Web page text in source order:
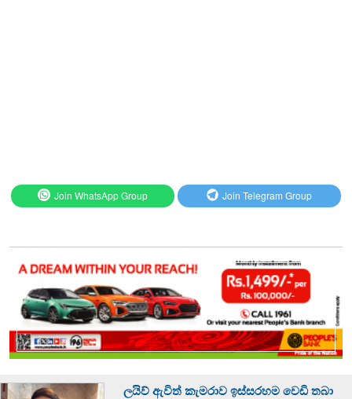
Join WhatsApp Group Join Telegram Group
ලයිව් ඇවිත් කැමරාව ඉස්සරහම වෙඩි තබා